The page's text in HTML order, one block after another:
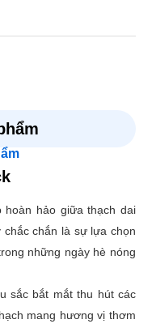
hoàn hảo giữa thạch dai
chắn là sự lựa chọn
những ngày hè nóng
sắc bắt mắt thu hút các
mang hương vị thơm
thị công khai. Các